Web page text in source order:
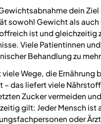
dein
sowohl Gewicht als auch
ist und gleichzeitig
Viele Patientinnen
Behandlung zu
viele Wege, die Ernährung
– das liefert viele
Zucker vermeiden
gilt: Jeder Mensch ist
oder